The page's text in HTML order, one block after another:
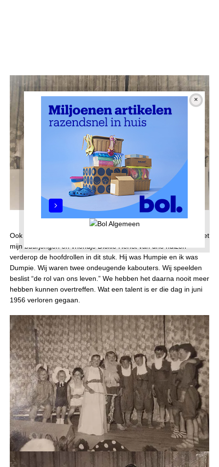
Ook voerden wij met de klas een toneelstukje op. Ik speelde met
mijn buurjongen en vriendje Dickie Herfst van drie huizen
verderop de hoofdrollen in dit stuk. Hij was Humpie en ik was
Dumpie. Wij waren twee ondeugende kabouters. Wij speelden
beslist “de rol van ons leven.” We hebben het daarna nooit meer
hebben kunnen overtreffen. Wat een talent is er die dag in juni
1956 verloren gegaan.